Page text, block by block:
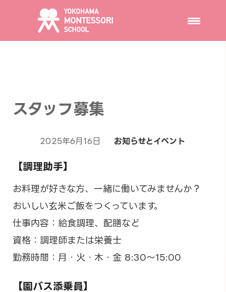
スタッフ募集
2025年6月16日 お知らせとイベント
【調理助手】
お料理が好きな方、一緒に働いてみませんか？
おいしい玄米ご飯をつくっています。
仕事内容：給食調理、配膳など
資格：調理師または栄養士
勤務時間：月・火・木・金 8:30～15:00
【園バス添乗員】